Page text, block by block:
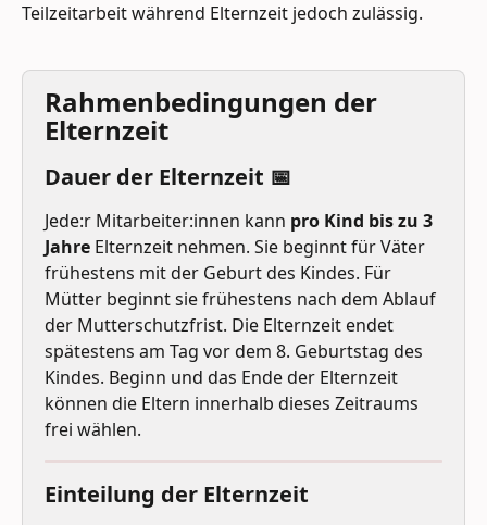
Teilzeitarbeit während Elternzeit jedoch zulässig.
Rahmenbedingungen der
Elternzeit
Dauer der Elternzeit 📅
Jede:r Mitarbeiter:innen kann pro Kind bis zu 3
Jahre Elternzeit nehmen. Sie beginnt für Väter
frühestens mit der Geburt des Kindes. Für
Mütter beginnt sie frühestens nach dem Ablauf
der Mutterschutzfrist. Die Elternzeit endet
spätestens am Tag vor dem 8. Geburtstag des
Kindes. Beginn und das Ende der Elternzeit
können die Eltern innerhalb dieses Zeitraums
frei wählen.
Einteilung der Elternzeit